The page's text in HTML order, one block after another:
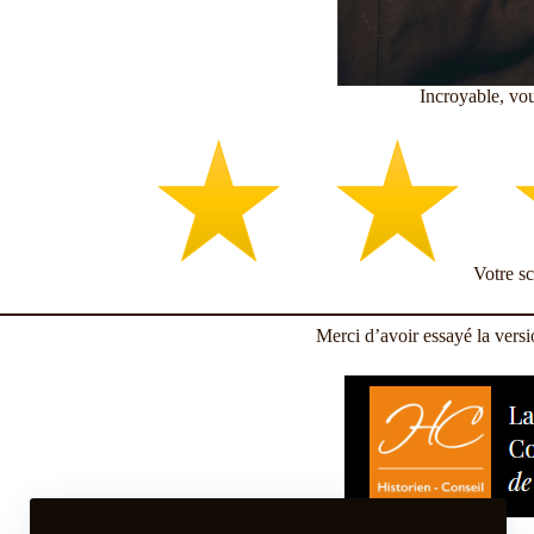
Incroyable,
Votre
Merci d’avoir essayé la